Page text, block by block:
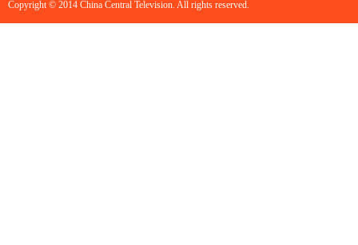
Copyright © 2014 China Central Television. All rights reserved.